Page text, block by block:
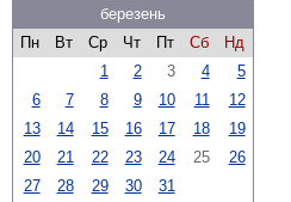
березень
Пн
Вт Ср Чт Пт Сб
Нд
1
2 3 4
5
6
7 8 9 10 11
12
13
14 15 16 17 18
19
20
21 22 23 24 25
26
27
28 29 30 31